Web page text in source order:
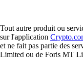
Tout autre produit ou
sur l'application
et ne fait pas partie des
Limited ou de Foris MT